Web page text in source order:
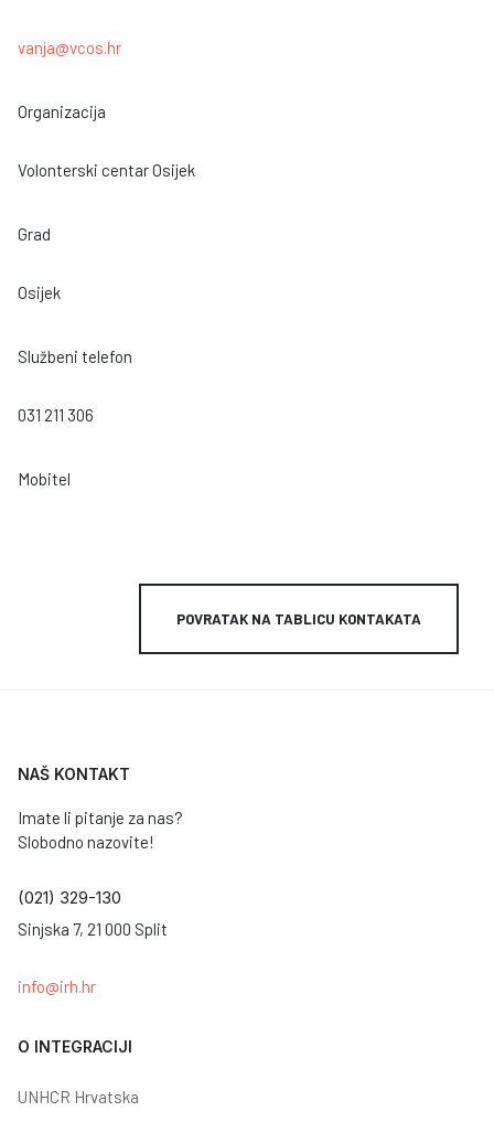
vanja@vcos.hr
Organizacija
Volonterski centar Osijek
Grad
Osijek
Službeni telefon
031 211 306
Mobitel
POVRATAK NA TABLICU KONTAKATA
NAŠ KONTAKT
Imate li pitanje za nas?
Slobodno nazovite!
(021) 329-130
Sinjska 7, 21 000 Split
info@irh.hr
O INTEGRACIJI
UNHCR Hrvatska